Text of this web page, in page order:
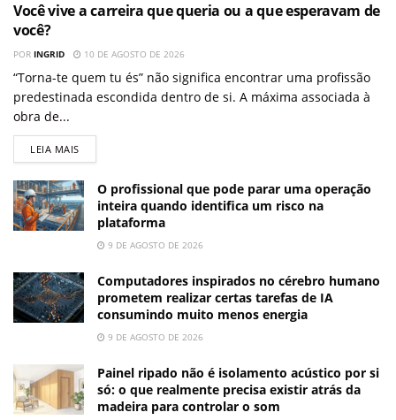
Você vive a carreira que queria ou a que esperavam de
você?
POR INGRID 10 DE AGOSTO DE 2026
“Torna-te quem tu és” não significa encontrar uma profissão
predestinada escondida dentro de si. A máxima associada à
obra de...
LEIA MAIS
O profissional que pode parar uma operação
inteira quando identifica um risco na
plataforma
9 DE AGOSTO DE 2026
Computadores inspirados no cérebro humano
prometem realizar certas tarefas de IA
consumindo muito menos energia
9 DE AGOSTO DE 2026
Painel ripado não é isolamento acústico por si
só: o que realmente precisa existir atrás da
madeira para controlar o som